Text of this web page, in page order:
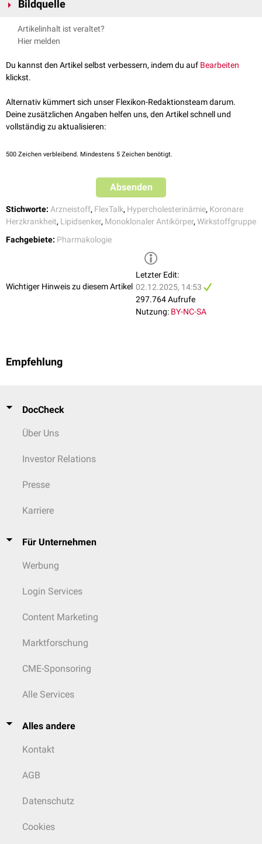
, Nat Rev Cardiol, 2021
PCSK9
, Atherosclerosis Plus, 2025
antisense oligonucleotide
2024
Bildquelle
Bildquelle Podcast: ChatGPT (DocCheck)
Artikelinhalt ist veraltet?
Hier melden
Du kannst den Artikel selbst verbessern, indem du auf Bearbeiten
klickst.
Alternativ kümmert sich unser Flexikon-Redaktionsteam darum.
Deine zusätzlichen Angaben helfen uns, den Artikel schnell und
vollständig zu aktualisieren:
500 Zeichen verbleibend. Mindestens 5 Zeichen benötigt.
Absenden
Stichworte: Arzneistoff, FlexTalk, Hypercholesterinämie, Koronare
Herzkrankheit, Lipidsenker, Monoklonaler Antikörper, Wirkstoffgruppe
Fachgebiete: Pharmakologie
Wichtiger Hinweis zu diesem Artikel
Letzter Edit:
02.12.2025, 14:53
297.764 Aufrufe
Nutzung: BY-NC-SA
Empfehlung
DocCheck
Über Uns
Investor Relations
Presse
Karriere
Für Unternehmen
Werbung
Login Services
Content Marketing
Marktforschung
CME-Sponsoring
Alle Services
Alles andere
Kontakt
AGB
Datenschutz
Cookies